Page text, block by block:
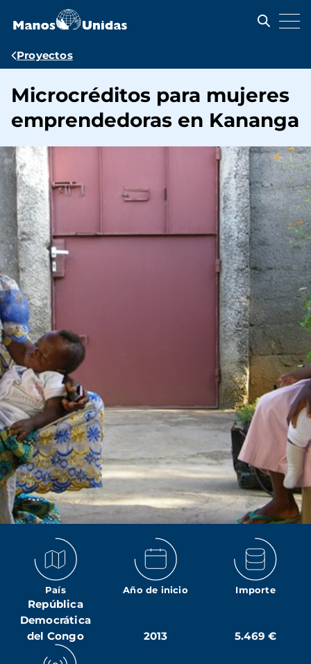
contenido
Ruta
navegación
Proyectos
Microcréditos para mujeres
emprendedoras en Kananga
País
República
Democrática
del Congo
Año de inicio
2013
Importe
5.469 €